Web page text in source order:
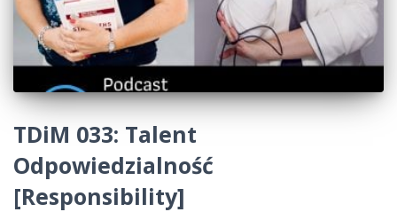
TDiM 033: Talent
Odpowiedzialność
[Responsibility]